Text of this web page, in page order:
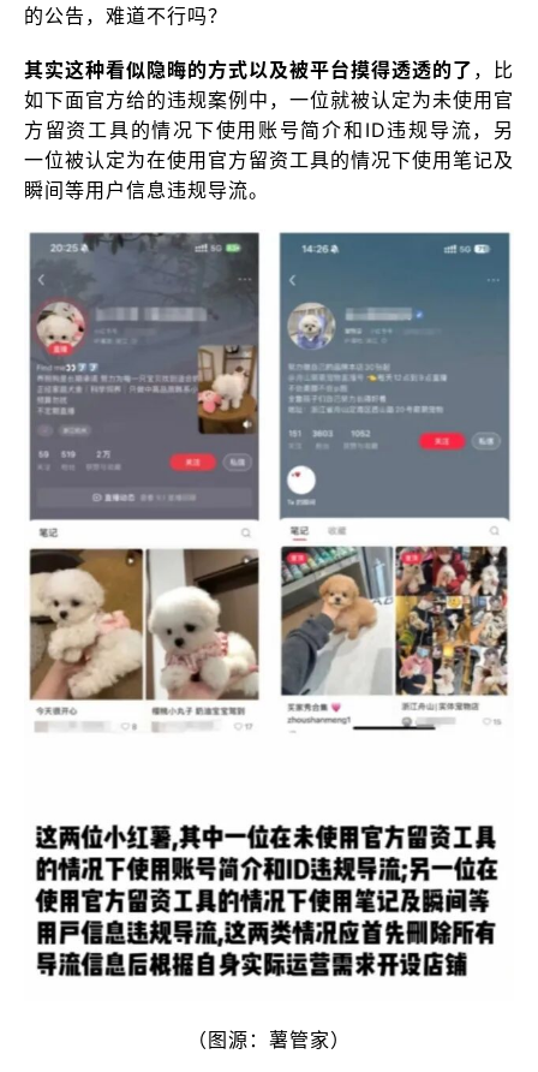
的公告，难道不行吗？
其实这种看似隐晦的方式以及被平台摸得透透的了 ，比
如下面官方给的违规案例中，一位就被认定为未使用官
方留资工具的情况下使用账号简介和ID违规导流，另
一位被认定为在使用官方留资工具的情况下使用笔记及
瞬间等用户信息违规导流。
（图源：薯管家）